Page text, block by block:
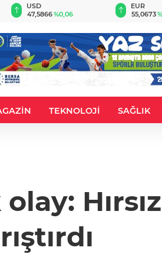
USD
47,5866%0,06
EUR
55,0673
TEKNOLOJİ SAĞLIK